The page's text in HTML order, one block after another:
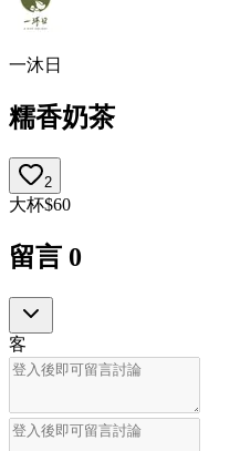
一沐日
糯香奶茶
2
大杯$60
留言 0
客